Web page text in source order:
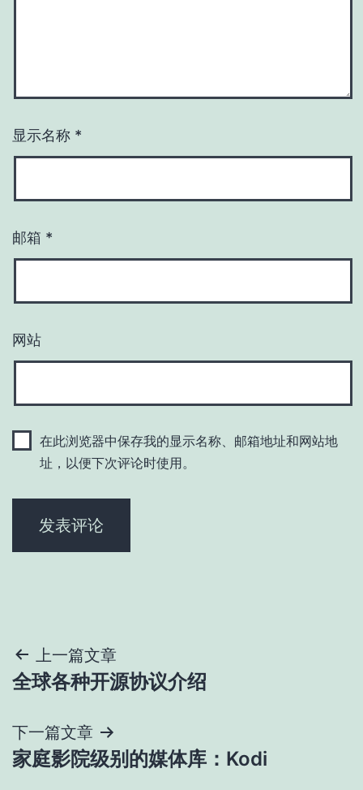
显示名称 *
邮箱 *
网站
在此浏览器中保存我的显示名称、邮箱地址和网站地
址，以便下次评论时使用。
文
章
导
航
上一篇文章
全球各种开源协议介绍
下一篇文章
家庭影院级别的媒体库：Kodi